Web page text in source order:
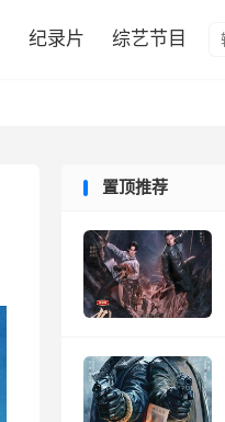
纪录片 综艺节目
置顶推荐